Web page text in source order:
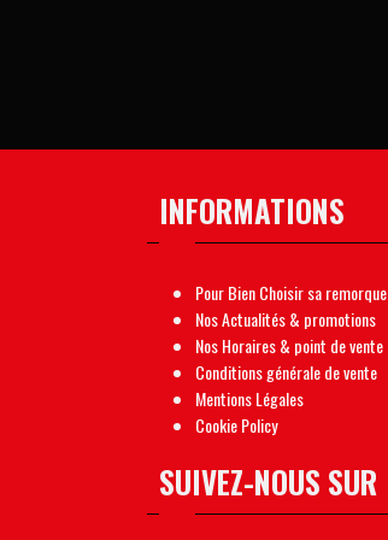
INFORMATIONS
Pour Bien Choisir sa remorque
Nos Actualités & promotions
Nos Horaires & point de vente
Conditions générale de vente
Mentions Légales
Cookie Policy
SUIVEZ-NOUS SUR